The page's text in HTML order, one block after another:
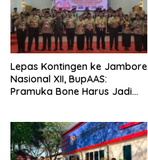
Lepas Kontingen ke Jambore
Nasional XII, BupAAS:
Pramuka Bone Harus Jadi